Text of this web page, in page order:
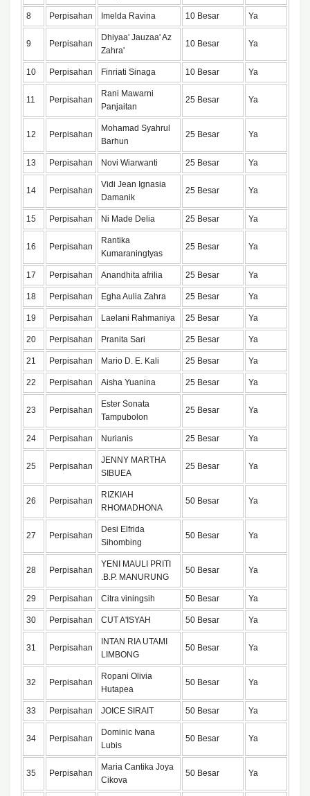
8 Perpisahan Imelda Ravina 10 Besar Ya
9 Perpisahan
Dhiyaa' Jauzaa' Az
Zahra'
10 Besar Ya
10 Perpisahan Finriati Sinaga 10 Besar Ya
11 Perpisahan
Rani Mawarni
Panjaitan
25 Besar Ya
12 Perpisahan
Mohamad Syahrul
Barhun
25 Besar Ya
13 Perpisahan Novi Wiarwanti 25 Besar Ya
14 Perpisahan
Vidi Jean Ignasia
Damanik
25 Besar Ya
15 Perpisahan Ni Made Delia 25 Besar Ya
16 Perpisahan
Rantika
Kumaraningtyas
25 Besar Ya
17 Perpisahan Anandhita afrilia 25 Besar Ya
18 Perpisahan Egha Aulia Zahra 25 Besar Ya
19 Perpisahan Laelani Rahmaniya 25 Besar Ya
20 Perpisahan Pranita Sari 25 Besar Ya
21 Perpisahan Mario D. E. Kali 25 Besar Ya
22 Perpisahan Aisha Yuanina 25 Besar Ya
23 Perpisahan
Ester Sonata
Tampubolon
25 Besar Ya
24 Perpisahan Nurianis 25 Besar Ya
25 Perpisahan
JENNY MARTHA
SIBUEA
25 Besar Ya
26 Perpisahan
RIZKIAH
RHOMADHONA
50 Besar Ya
27 Perpisahan
Desi Elfrida
Sihombing
50 Besar Ya
28 Perpisahan
YENI MAULI PRITI
.B.P. MANURUNG
50 Besar Ya
29 Perpisahan Citra viningsih 50 Besar Ya
30 Perpisahan CUT A'ISYAH 50 Besar Ya
31 Perpisahan
INTAN RIA UTAMI
LIMBONG
50 Besar Ya
32 Perpisahan
Ropani Olivia
Hutapea
50 Besar Ya
33 Perpisahan JOICE SIRAIT 50 Besar Ya
34 Perpisahan
Dominic Ivana
Lubis
50 Besar Ya
35 Perpisahan
Maria Cantika Joya
Cikova
50 Besar Ya